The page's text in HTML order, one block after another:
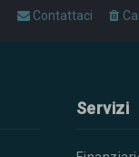
Contattaci
Servizi